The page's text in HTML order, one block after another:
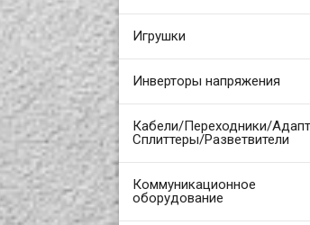
Игрушки
Инверторы напряжения
Кабели/Переходники/
Сплиттеры/Разветвители
Коммуникационное
оборудование